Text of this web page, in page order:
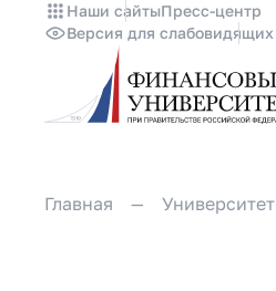
Наши сайтыПресс-центр
Версия для слабовидящих
Главная Университет